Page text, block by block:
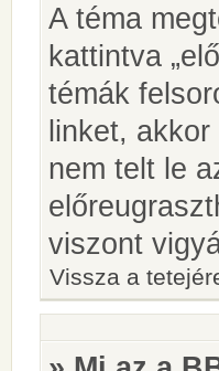
A téma
kattintva
témák
linket,
nem telt le
viszont
Vissza a